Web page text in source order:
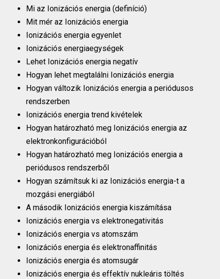
Mi az Ionizációs energia (definíció)
Mit mér az Ionizációs energia
Ionizációs energia egyenlet
Ionizációs energiaegységek
Lehet Ionizációs energia negatív
Hogyan lehet megtalálni Ionizációs energia
Hogyan változik Ionizációs energia a periódusos
rendszerben
Ionizációs energia trend kivételek
Hogyan határozható meg Ionizációs energia az
elektronkonfigurációból
Hogyan határozható meg Ionizációs energia a
periódusos rendszerből
Hogyan számítsuk ki az Ionizációs energia-t a
mozgási energiából
A második Ionizációs energia kiszámítása
Ionizációs energia vs elektronegativitás
Ionizációs energia vs atomszám
Ionizációs energia és elektronaffinitás
Ionizációs energia és atomsugár
Ionizációs energia és effektív nukleáris töltés